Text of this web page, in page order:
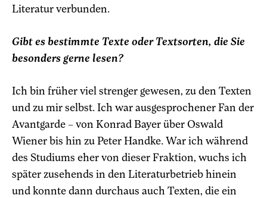
Literatur verbunden.
Gibt es bestimmte Texte oder Textsorten, die Sie
besonders gerne lesen?
Ich bin früher viel strenger gewesen, zu den Texten
und zu mir selbst. Ich war ausgesprochener Fan der
Avantgarde – von Konrad Bayer über Oswald
Wiener bis hin zu Peter Handke. War ich während
des Studiums eher von dieser Fraktion, wuchs ich
später zusehends in den Literaturbetrieb hinein
und konnte dann durchaus auch Texten, die ein